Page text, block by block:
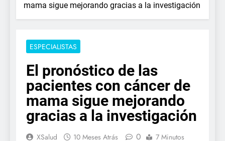
mama sigue mejorando gracias a la investigación
ESPECIALISTAS
El pronóstico de las
pacientes con cáncer de
mama sigue mejorando
gracias a la investigación
XSalud 10 Meses Atrás 0 7 Minutos